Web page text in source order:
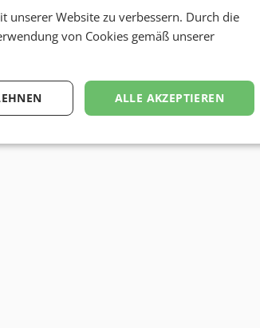
Website zu verbessern. Durch die
von Cookies gemäß unserer
ALLE AKZEPTIEREN